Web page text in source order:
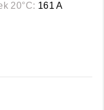
20°C: 161 A